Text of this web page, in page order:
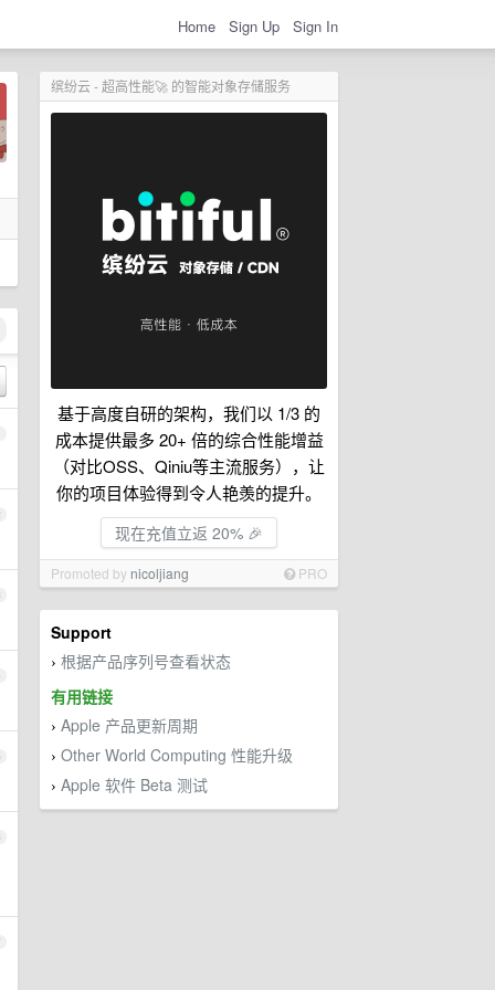
Home Sign Up Sign In
缤纷云 - 超高性能🚀 的智能对象存储服务
基于高度自研的架构，我们以 1/3 的
成本提供最多 20+ 倍的综合性能增益
（对比OSS、Qiniu等主流服务），让
你的项目体验得到令人艳羡的提升。
现在充值立返 20% 🎉
Promoted by nicoljiang PRO
Support
› 根据产品序列号查看状态
有用链接
› Apple 产品更新周期
› Other World Computing 性能升级
› Apple 软件 Beta 测试